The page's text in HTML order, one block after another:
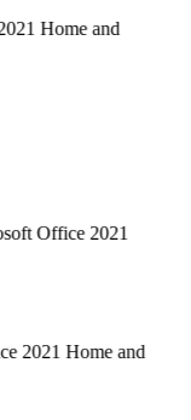
Home and
Office 2021
2021 Home and